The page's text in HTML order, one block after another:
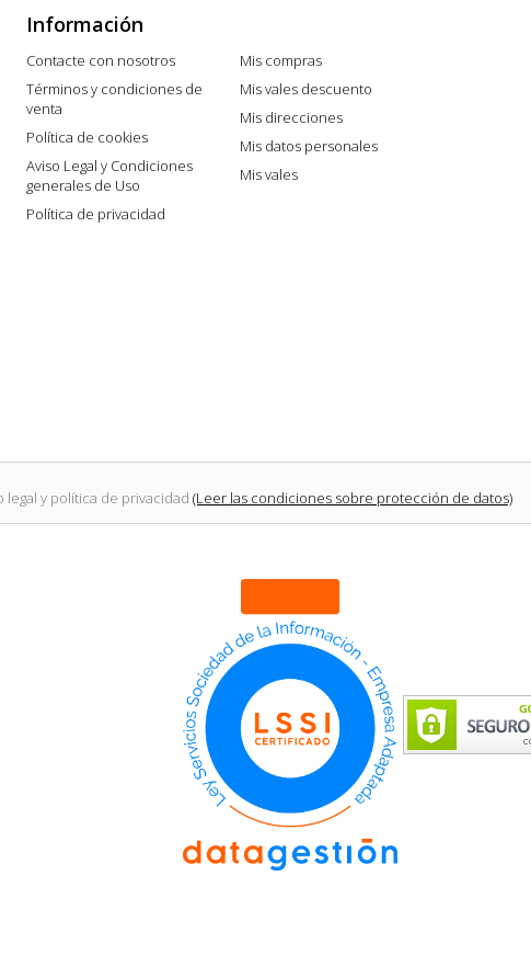
Información
Contacte con nosotros
Términos y condiciones de
venta
Política de cookies
Aviso Legal y Condiciones
generales de Uso
Política de privacidad
Mis compras
Mis vales descuento
Mis direcciones
Mis datos personales
Mis vales
legal y política de privacidad (Leer las condiciones sobre protección de datos)